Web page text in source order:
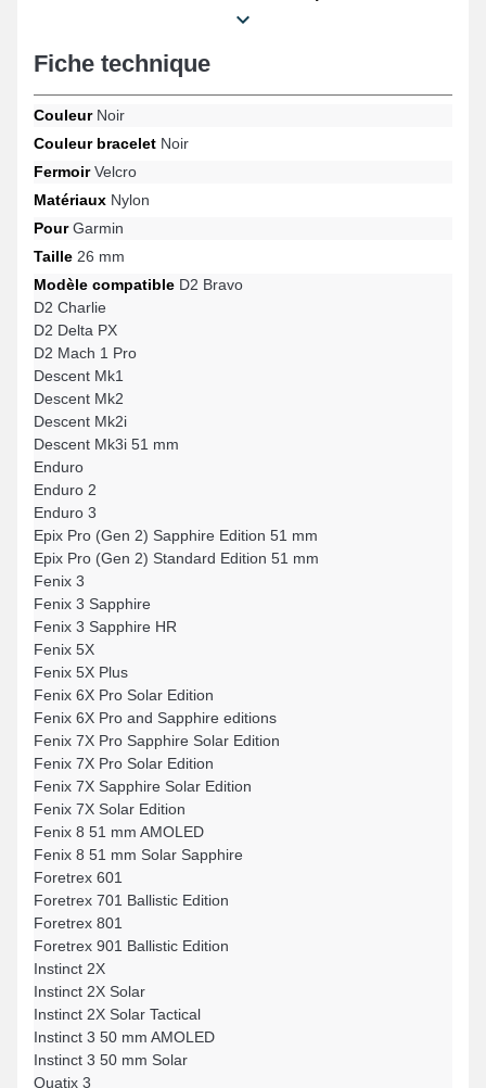
Fiche technique
CouleurNoir
Couleur bracelet Noir
FermoirVelcro
Matériaux Nylon
PourGarmin
Taille 26 mm
Modèle compatible D2 Bravo
D2 Charlie
D2 Delta PX
D2 Mach 1 Pro
Descent Mk1
Descent Mk2
Descent Mk2i
Descent Mk3i 51 mm
Enduro
Enduro 2
Enduro 3
Epix Pro (Gen 2) Sapphire Edition 51 mm
Epix Pro (Gen 2) Standard Edition 51 mm
Fenix 3
Fenix 3 Sapphire
Fenix 3 Sapphire HR
Fenix 5X
Fenix 5X Plus
Fenix 6X Pro Solar Edition
Fenix 6X Pro and Sapphire editions
Fenix 7X Pro Sapphire Solar Edition
Fenix 7X Pro Solar Edition
Fenix 7X Sapphire Solar Edition
Fenix 7X Solar Edition
Fenix 8 51 mm AMOLED
Fenix 8 51 mm Solar Sapphire
Foretrex 601
Foretrex 701 Ballistic Edition
Foretrex 801
Foretrex 901 Ballistic Edition
Instinct 2X
Instinct 2X Solar
Instinct 2X Solar Tactical
Instinct 3 50 mm AMOLED
Instinct 3 50 mm Solar
Quatix 3